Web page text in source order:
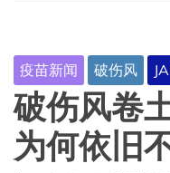
的
原
因
疫苗新闻 破伤风
破伤风卷
为何依旧